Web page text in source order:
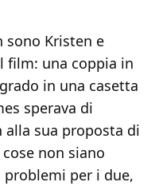
sono Kristen e
film: una coppia in
in una casetta
sperava di
alla sua proposta di
non siano
per i due,